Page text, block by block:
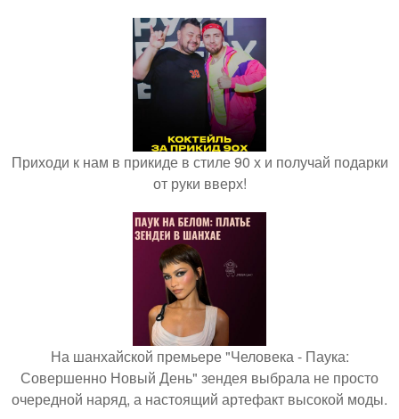
Приходи к нам в прикиде в стиле 90 х и получай подарки
от руки вверх!
На шанхайской премьере "Человека - Паука:
Совершенно Новый День" зендея выбрала не просто
очередной наряд, а настоящий артефакт высокой моды.